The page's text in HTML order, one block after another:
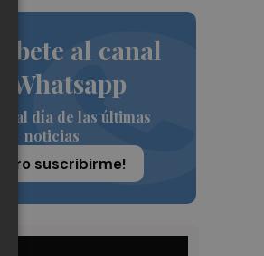
al canal
Whatsapp
al día de las últimas
noticias
suscribirme!